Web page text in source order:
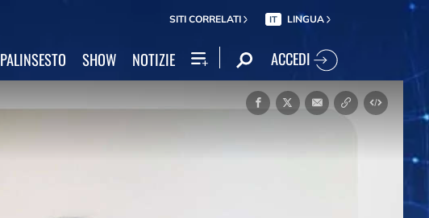
SITI CORRELATI IT LINGUA
PALINSESTO SHOW NOTIZIE ACCEDI